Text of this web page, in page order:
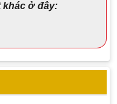
khác ở đây: